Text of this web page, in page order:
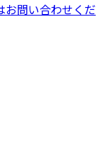
お問い合わせくだ